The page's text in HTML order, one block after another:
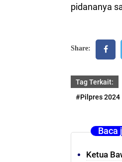
pidananya
Share:
Tag Terkait:
#Pilpres 2024
Baca
Ketua